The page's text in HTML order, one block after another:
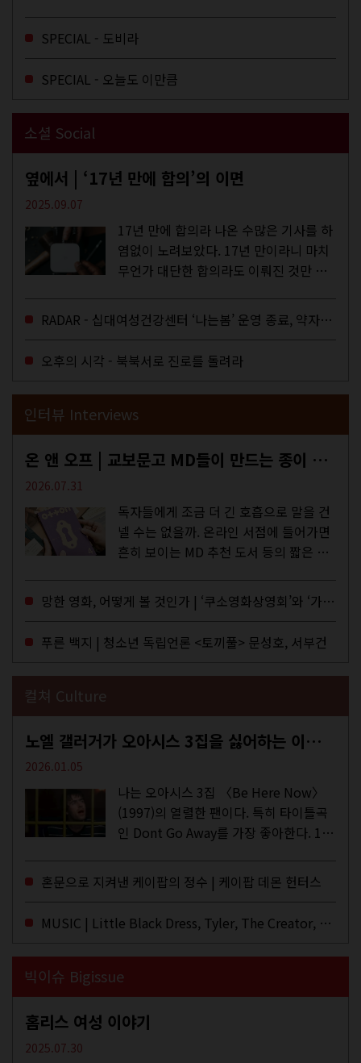
에 스며드는 경험을 하기도 한다. 좀처럼
듣지 않던 장르의 노래를...
SPECIAL - 도비라
SPECIAL - 오늘도 이만큼
소셜 Social
옆에서 | ‘17년 만에 합의’의 이면
2025.09.07
17년 만에 합의라 나온 수많은 기사를 하
염없이 노려보았다. 17년 만이라니 마치
무언가 대단한 합의라도 이뤄진 것만 같
을 결정하는 심의기구인 최저임금위원회
에 대한 소식을 전하는 기사였는데,...
RADAR - 십대여성건강센터 ‘나는봄’ 운영 종료, 약자로부터 멀어지는 도시
오후의 시각 - 북북서로 진로를 돌려라
인터뷰 Interviews
온 앤 오프 | 교보문고 MD들이 만드는 종이 잡지 <어떤>
2026.07.31
독자들에게 조금 더 긴 호흡으로 말을 건
넬 수는 없을까. 온라인 서점에 들어가면
흔히 보이는 MD 추천 도서 등의 짧은 문
MD들의 고민 끝에 세상 밖으로 나온 종
이 잡지 어떤(otton). 지난해 12월...
망한 영화, 어떻게 볼 것인가 | ‘쿠소영화상영회’와 ‘가자미’의 이야기
푸른 백지 | 청소년 독립언론 <토끼풀> 문성호, 서부건
컬쳐 Culture
노엘 갤러거가 오아시스 3집을 싫어하는 이유 | DEFINITELY MAYBE, AGAIN
2026.01.05
나는 오아시스 3집 〈Be Here Now〉
(1997)의 열렬한 팬이다. 특히 타이틀곡
인 Dont Go Away를 가장 좋아한다. 15
이브·데모·부틀렉을 합쳐 3만 번 이상은
듣지 않았나 싶다. 이토록...
혼문으로 지켜낸 케이팝의 정수 | 케이팝 데몬 헌터스
MUSIC | Little Black Dress, Tyler, The Creator, Essie Jain
빅이슈 Bigissue
홈리스 여성 이야기
2025.07.30